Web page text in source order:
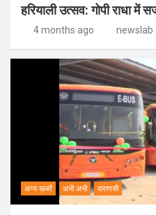
हरियाली उत्सव: गोपी राधा में
4 months ago newslab
अन्य ख़बरें अभी अभी वाराणसी